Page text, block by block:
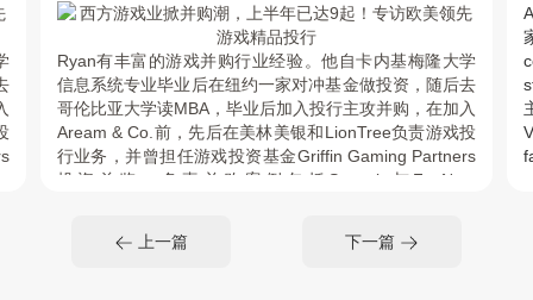
Ryan有丰富的游戏并购行业经验。他自卡内基梅隆大学
信息系统专业毕业后在纽约一家对冲基金做投资，随后去
哥伦比亚大学读MBA，毕业后加入投行主攻并购，在加入
Aream & Co.前，先后在美林美银和LionTree负责游戏投
行业务，并曾担任游戏投资基金Griffin Gaming Partners
投资总监，负责并购案例包括Scopely与FoxNext
可以说，Ryan和他的团队见证了西方游戏行业并购发
上一篇 下一篇